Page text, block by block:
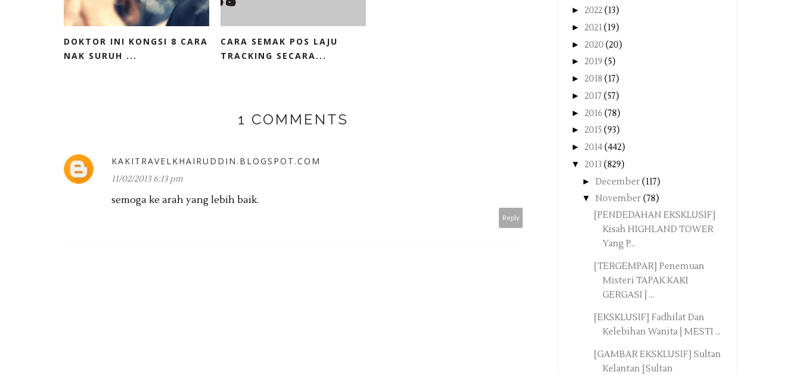
DOKTOR INI KONGSI 8 CARA
NAK SURUH ...
CARA SEMAK POS LAJU
TRACKING SECARA...
1 COMMENTS
KAKITRAVELKHAIRUDDIN.BLOGSPOT.COM
11/02/2013 6:13 pm
semoga ke arah yang lebih baik.
Reply
► 2022(13)
► 2021(19)
► 2020 (20)
► 2019 (5)
► 2018 (17)
► 2017 (57)
► 2016 (78)
► 2015 (93)
► 2014(442)
▼ 2013 (829)
► December(117)
▼ November(78)
[PENDEDAHAN EKSKLUSIF]
Kisah HIGHLAND TOWER
Yang P...
[TERGEMPAR] Penemuan
Misteri TAPAK KAKI
GERGASI | ...
[EKSKLUSIF] Fadhilat Dan
Kelebihan Wanita | MESTI ...
[GAMBAR EKSKLUSIF] Sultan
Kelantan [Sultan